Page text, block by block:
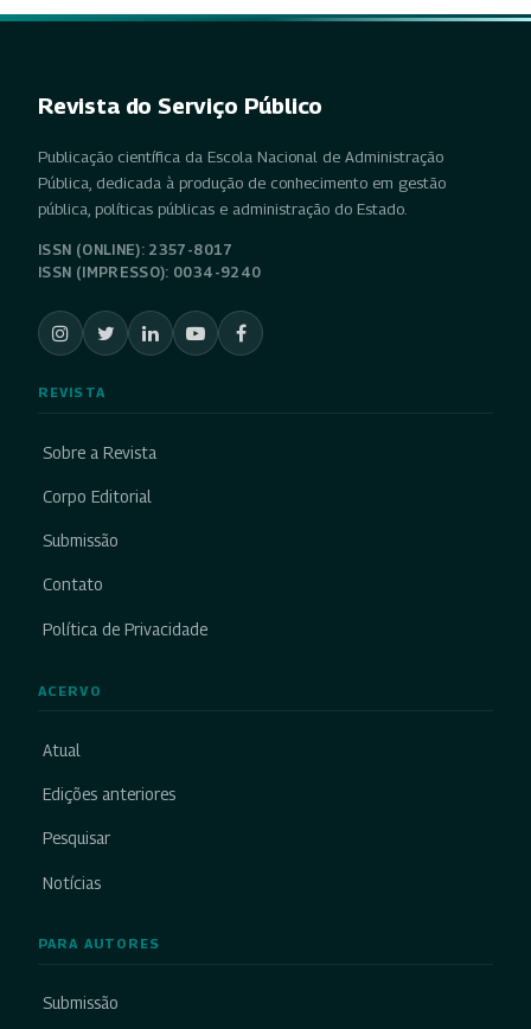
Revista do Serviço Público
Publicação científica da Escola Nacional de Administração
Pública, dedicada à produção de conhecimento em gestão
pública, políticas públicas e administração do Estado.
ISSN (ONLINE): 2357-8017
ISSN (IMPRESSO): 0034-9240
REVISTA
Sobre a Revista
Corpo Editorial
Submissão
Contato
Política de Privacidade
ACERVO
Atual
Edições anteriores
Pesquisar
Notícias
PARA AUTORES
Submissão